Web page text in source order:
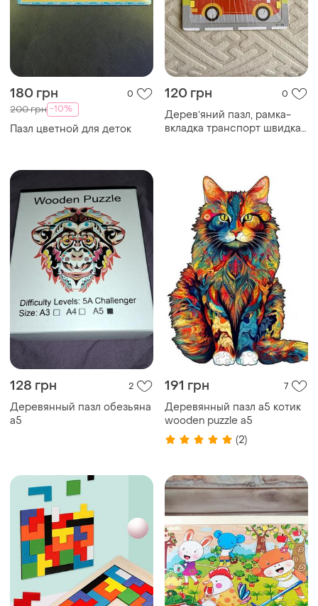
180 грн 0
200 грн -10%
Пазл цветной для деток
120 грн 0
Деревʼяний пазл, рамка-
вкладка транспорт швидка
128 грн 2
Деревянный пазл обезьяна
а5
191 грн 7
Деревянный пазл а5 котик
wooden puzzle a5
(2)